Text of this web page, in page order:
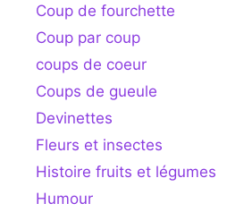
Coup de fourchette
Coup par coup
coups de coeur
Coups de gueule
Devinettes
Fleurs et insectes
Histoire fruits et légumes
Humour